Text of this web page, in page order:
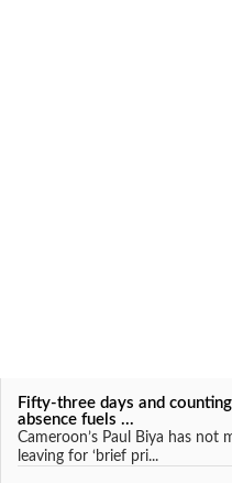
Fifty-three days and
absence fuels ...
Cameroon’s Paul Biya has not
leaving for ‘brief pri...